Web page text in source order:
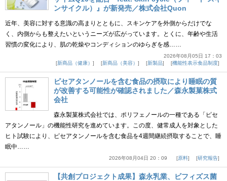
ンサイクル）』が新発売／株式会社Quon
近年、美容に対する意識の高まりとともに、スキンケアを外側からだけでな
く、内側からも整えたいというニーズが広がっています。とくに、年齢や生活
習慣の変化により、肌の乾燥やコンディションのゆらぎを感……
2026年08月05日 17：03
新商品（健康）
新商品（美容） 新製品 機能性表示食品制度
ピセアタンノールを含む食品の摂取により睡眠の質
が改善する可能性が確認されました／森永製菓株式
会社
森永製菓株式会社では、ポリフェノールの一種である「ピセ
アタンノール」の機能性研究を進めています。この度、健常成人を対象とした
ヒト試験により、ピセアタンノールを含む食品を4週間継続摂取することで、睡
眠中……
2026年08月04日 20：09 原料 研究報告
【共創プロジェクト成果】森永乳業、ビフィズス菌